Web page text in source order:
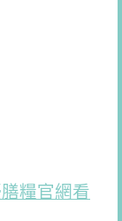
糧官網看